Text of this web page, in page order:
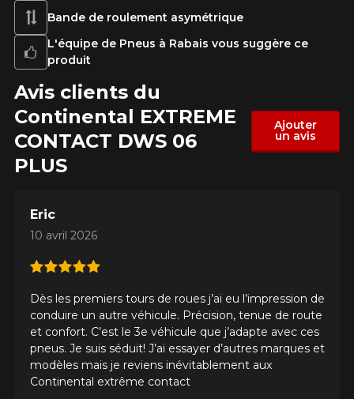
Bande de roulement asymétrique
L'équipe de Pneus à Rabais vous suggère ce
produit
Avis clients du
Continental EXTREME​
CONTACT DWS 06
PLUS
Ajouter
un avis
Eric
10 avril 2026
Dès les premiers tours de roues j’ai eu l’impression de
conduire un autre véhicule. Précision, tenue de route
et confort. C’est le 3e véhicule que j’adapte avec ces
pneus. Je suis séduit! J’ai essayer d’autres marques et
modèles mais je reviens inévitablement aux
Continental extrême contact